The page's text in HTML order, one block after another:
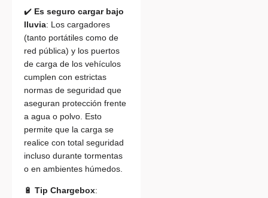
✔️ Es seguro cargar bajo
lluvia: Los cargadores
(tanto portátiles como de
red pública) y los puertos
de carga de los vehículos
cumplen con estrictas
normas de seguridad que
aseguran protección frente
a agua o polvo. Esto
permite que la carga se
realice con total seguridad
incluso durante tormentas
o en ambientes húmedos.
🔋 Tip Chargebox: